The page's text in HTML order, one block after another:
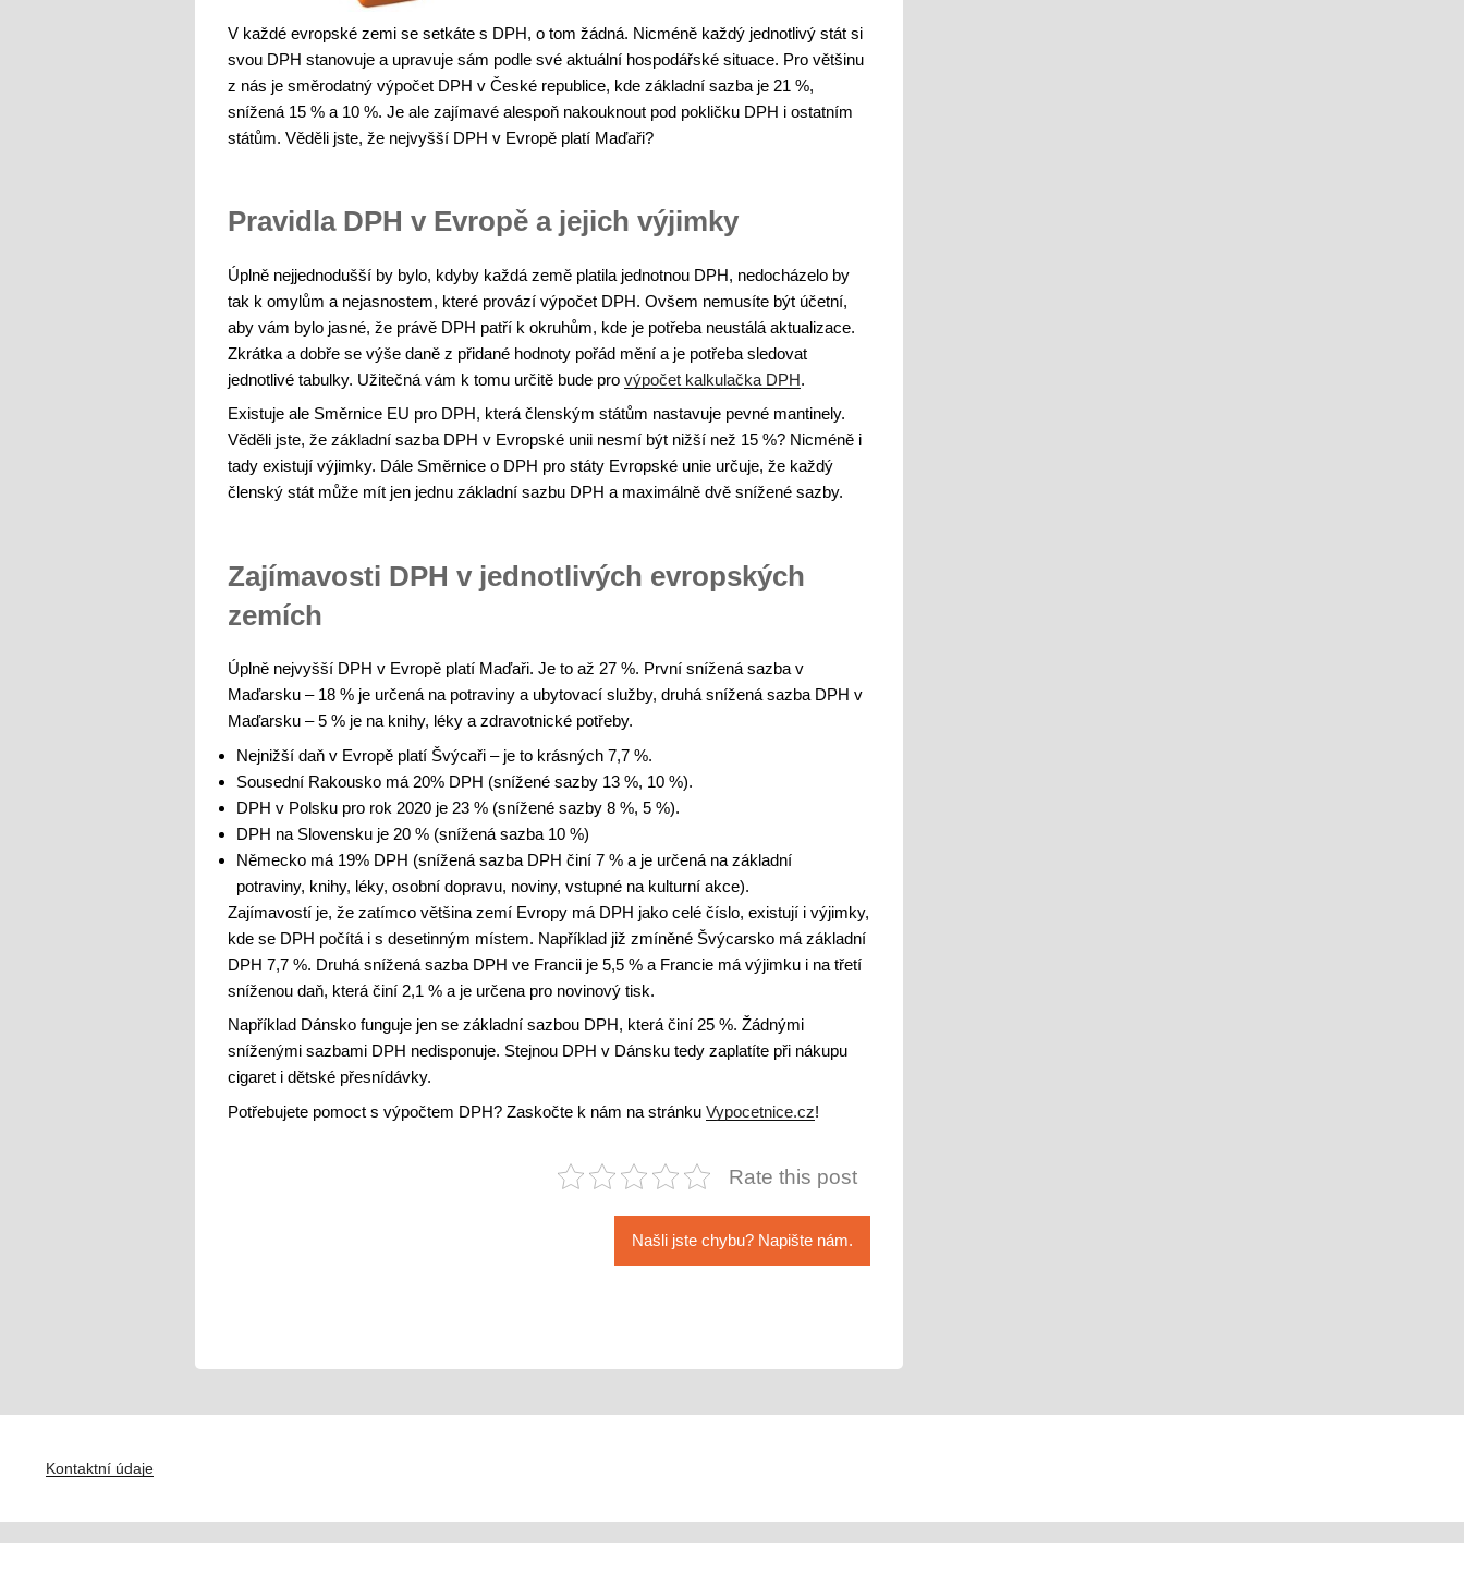
V každé evropské zemi se setkáte s DPH, o tom žádná. Nicméně každý jednotlivý stát si
svou DPH stanovuje a upravuje sám podle své aktuální hospodářské situace. Pro většinu
z nás je směrodatný výpočet DPH v České republice, kde základní sazba je 21 %,
snížená 15 % a 10 %. Je ale zajímavé alespoň nakouknout pod pokličku DPH i ostatním
státům. Věděli jste, že nejvyšší DPH v Evropě platí Maďaři?
Pravidla DPH v Evropě a jejich výjimky
Úplně nejjednodušší by bylo, kdyby každá země platila jednotnou DPH, nedocházelo by
tak k omylům a nejasnostem, které provází výpočet DPH. Ovšem nemusíte být účetní,
aby vám bylo jasné, že právě DPH patří k okruhům, kde je potřeba neustálá aktualizace.
Zkrátka a dobře se výše daně z přidané hodnoty pořád mění a je potřeba sledovat
jednotlivé tabulky. Užitečná vám k tomu určitě bude provýpočet kalkulačka DPH.
Existuje ale Směrnice EU pro DPH, která členským státům nastavuje pevné mantinely.
Věděli jste, že základní sazba DPH v Evropské unii nesmí být nižší než 15 %? Nicméně i
tady existují výjimky. Dále Směrnice o DPH pro státy Evropské unie určuje, že každý
členský stát může mít jen jednu základní sazbu DPH a maximálně dvě snížené sazby.
Zajímavosti DPH v jednotlivých evropských
zemích
Úplně nejvyšší DPH v Evropě platí Maďaři. Je to až 27 %. První snížená sazba v
Maďarsku – 18 % je určená na potraviny a ubytovací služby, druhá snížená sazba DPH v
Maďarsku – 5 % je na knihy, léky a zdravotnické potřeby.
Nejnižší daň v Evropě platí Švýcaři – je to krásných 7,7 %.
Sousední Rakousko má 20% DPH (snížené sazby 13 %, 10 %).
DPH v Polsku pro rok 2020 je 23 % (snížené sazby 8 %, 5 %).
DPH na Slovensku je 20 % (snížená sazba 10 %)
Německo má 19% DPH (snížená sazba DPH činí 7 % a je určená na základní
potraviny, knihy, léky, osobní dopravu, noviny, vstupné na kulturní akce).
Zajímavostí je, že zatímco většina zemí Evropy má DPH jako celé číslo, existují i výjimky,
kde se DPH počítá i s desetinným místem. Například již zmíněné Švýcarsko má základní
DPH 7,7 %. Druhá snížená sazba DPH ve Francii je 5,5 % a Francie má výjimku i na třetí
sníženou daň, která činí 2,1 % a je určena pro novinový tisk.
Například Dánsko funguje jen se základní sazbou DPH, která činí 25 %. Žádnými
sníženými sazbami DPH nedisponuje. Stejnou DPH v Dánsku tedy zaplatíte při nákupu
cigaret i dětské přesnídávky.
Potřebujete pomoct s výpočtem DPH? Zaskočte k nám na stránkuVypocetnice.cz!
Rate this post
Našli jste chybu? Napište nám.
Kontaktní údaje